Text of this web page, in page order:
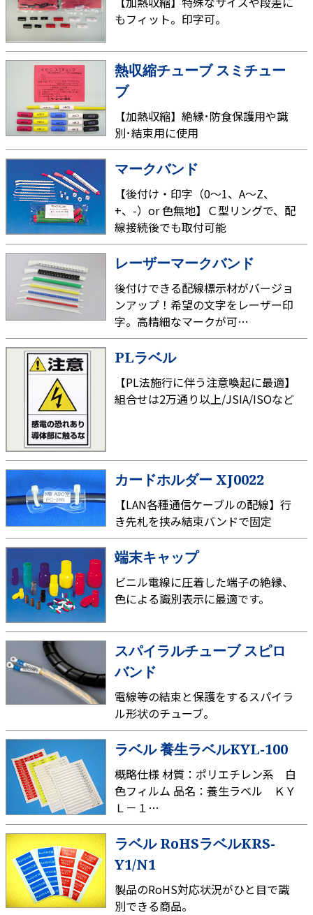
もフィット。印字可。
熱収縮チューブ スミチュー
ブ
【加熱収縮】絶縁･防食保護用や識
別･結束用に使用
マークバンド
【後付け・印字（0～1、A～Z、
+、-）or 色無地】Ｃ型リングで、配
線接続後でも取付可能
レーザーマークバンド
後付けできる配線標示材がバージョ
ンアップ！希望の文字をレーザー印
字。高精細なマークが可…
PLラベル
【PL法施行に伴う注意喚起に最適】
組合せは2万通り以上/JSIA/ISOなど
カードホルダー XJ0022
【LAN各種通信ケーブルの配線】行
き先札を挟み結束バンドで固定
端末キャップ
ビニル電線に圧着した端子の絶縁、
色による識別表示に最適です。
スパイラルチューブ スピロ
バンド
電線等の結束と保護をするスパイラ
ル形状のチューブ。
ラベル 養生ラベルKYL-100
概略仕様 材質：ポリエチレン系 白
色フィルム 品名：養生ラベル ＫＹ
Ｌ－１…
ラベル RoHSラベルKRS-
Y1/N1
製品のRoHS対応状況がひと目で識
別できる商品。